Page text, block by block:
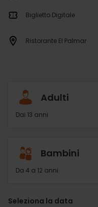
Biglietto Digitale
Ristorante El Palmar
Adulti
Dai 13 anni
Bambini
Da 4 a 12 anni
Seleziona la data